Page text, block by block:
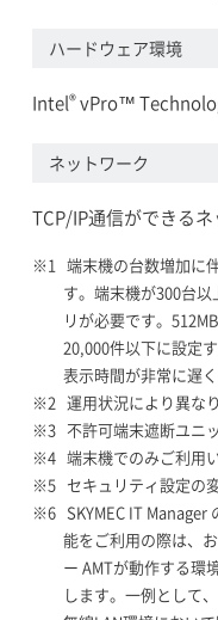
ハードウェア環境
Intel®vPro™
ネットワーク
TCP/IP通信ができる
端末機の台数増加に
す。端末機が300台
リが必要です。
20,000件以下に設定
表示時間が非常に遅く
運用状況により異な
不許可端末遮断ユニ
端末機でのみご利用
セキュリティ設定の
SKYMEC IT
能をご利用の際は、
ー AMTが動作する環
します。一例として